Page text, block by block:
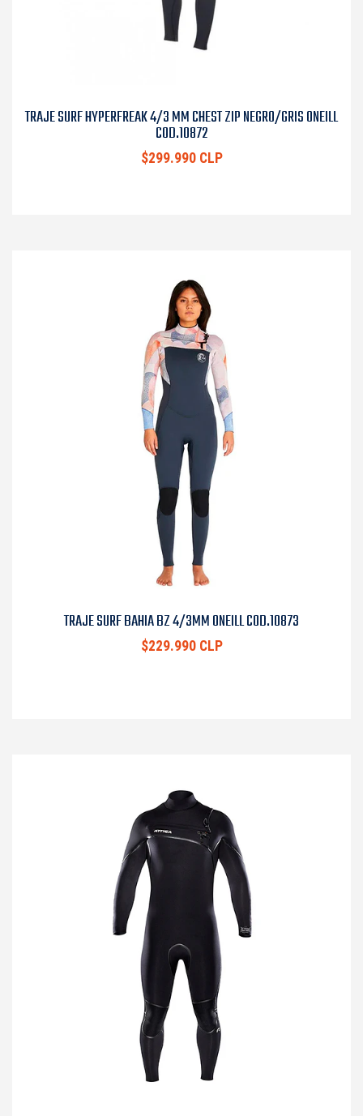
TRAJE SURF HYPERFREAK 4/3 MM CHEST ZIP NEGRO/GRIS ONEILL
COD.10872
$299.990 CLP
TRAJE SURF BAHIA BZ 4/3MM ONEILL COD.10873
$229.990 CLP